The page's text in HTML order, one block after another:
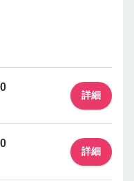
詳細
詳細